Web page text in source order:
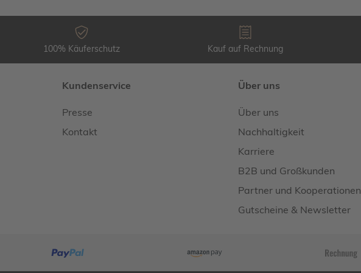
100% Käuferschutz Kauf auf Rechnung
Kundenservice
Presse
Kontakt
Über uns
Über uns
Nachhaltigkeit
Karriere
B2B und Großkunden
Partner und Kooperationen
Gutscheine & Newsletter